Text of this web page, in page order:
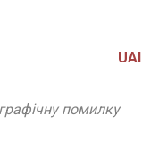
помилку